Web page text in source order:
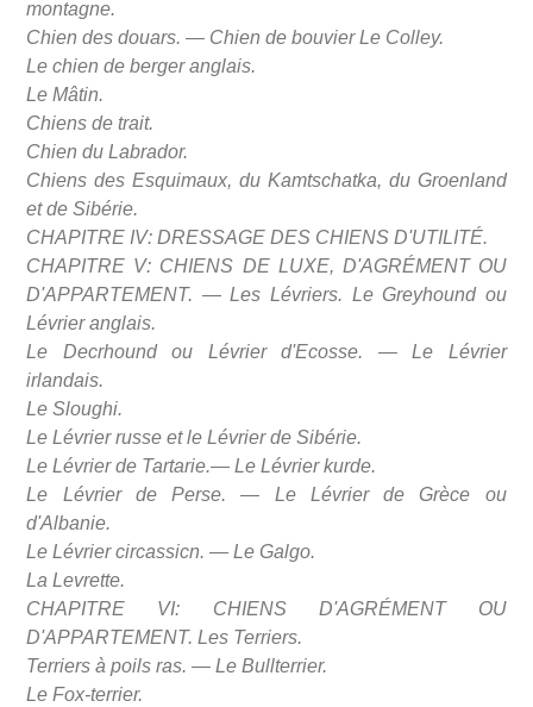
montagne.
Chien des douars. — Chien de bouvier Le Colley.
Le chien de berger anglais.
Le Mâtin.
Chiens de trait.
Chien du Labrador.
Chiens des Esquimaux, du Kamtschatka, du Groenland
et de Sibérie.
CHAPITRE IV: DRESSAGE DES CHIENS D'UTILITÉ.
CHAPITRE V: CHIENS DE LUXE, D'AGRÉMENT OU
D'APPARTEMENT. — Les Lévriers. Le Greyhound ou
Lévrier anglais.
Le Decrhound ou Lévrier d'Ecosse. — Le Lévrier
irlandais.
Le Sloughi.
Le Lévrier russe et le Lévrier de Sibérie.
Le Lévrier de Tartarie.— Le Lévrier kurde.
Le Lévrier de Perse. — Le Lévrier de Grèce ou
d'Albanie.
Le Lévrier circassicn. — Le Galgo.
La Levrette.
CHAPITRE VI: CHIENS D'AGRÉMENT OU
D'APPARTEMENT. Les Terriers.
Terriers à poils ras. — Le Bullterrier.
Le Fox-terrier.